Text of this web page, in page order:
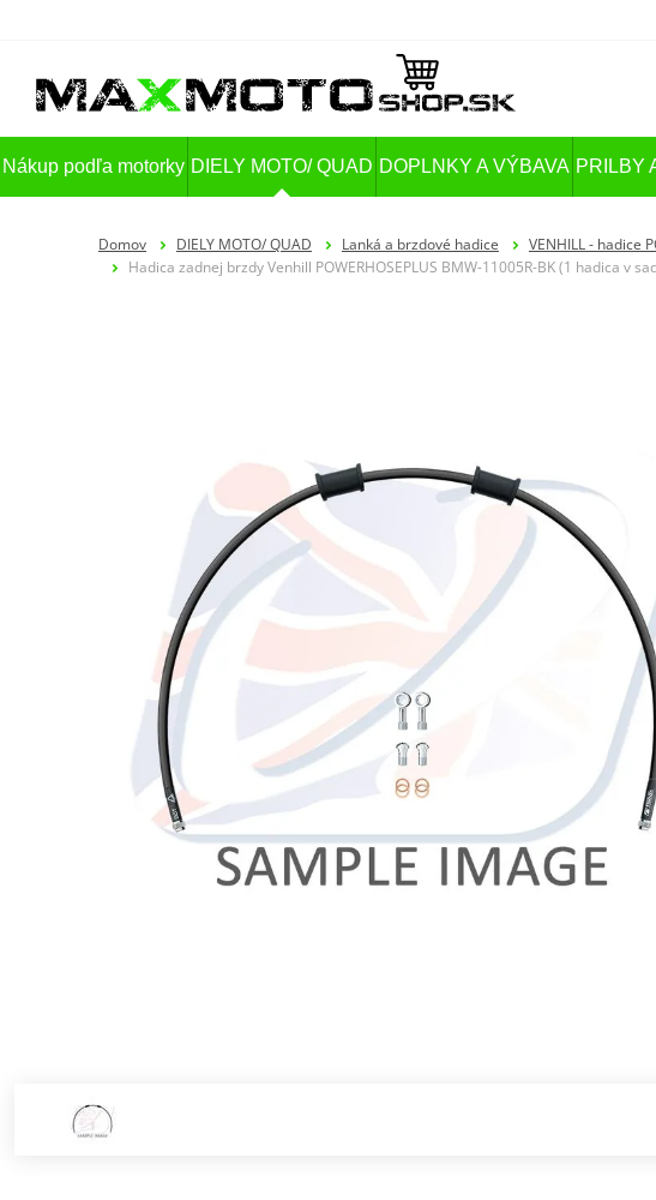
Nákup podľa motorky DIELY MOTO/ QUAD DOPLNKY A VÝBAVA PRILBY
Domov DIELY MOTO/ QUAD Lanká a brzdové hadice VENHILL - hadice
Hadica zadnej brzdy Venhill POWERHOSEPLUS BMW-11005R-BK (1 hadica v